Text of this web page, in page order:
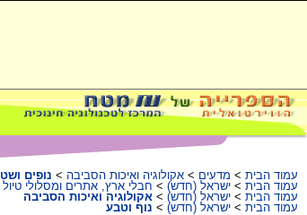
עמוד הבית > מדעים > אקולוגיה ואיכות הסביבה > נופים
עמוד הבית > ישראל (חדש) > חבלי ארץ, אתרים ומסלולי טיול
עמוד הבית > ישראל (חדש) > אקולוגיה ואיכות הסביבה
עמוד הבית > ישראל (חדש) > נוף וטבע